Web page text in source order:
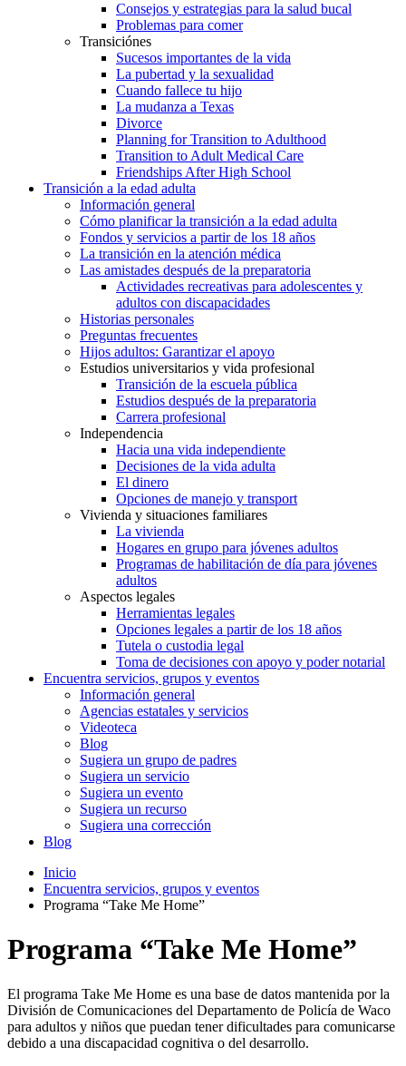
Consejos y estrategias para la salud bucal
Problemas para comer
Transiciónes
Sucesos importantes de la vida
La pubertad y la sexualidad
Cuando fallece tu hijo
La mudanza a Texas
Divorce
Planning for Transition to Adulthood
Transition to Adult Medical Care
Friendships After High School
Transición a la edad adulta
Información general
Cómo planificar la transición a la edad adulta
Fondos y servicios a partir de los 18 años
La transición en la atención médica
Las amistades después de la preparatoria
Actividades recreativas para adolescentes y
adultos con discapacidades
Historias personales
Preguntas frecuentes
Hijos adultos: Garantizar el apoyo
Estudios universitarios y vida profesional
Transición de la escuela pública
Estudios después de la preparatoria
Carrera profesional
Independencia
Hacia una vida independiente
Decisiones de la vida adulta
El dinero
Opciones de manejo y transport
Vivienda y situaciones familiares
La vivienda
Hogares en grupo para jóvenes adultos
Programas de habilitación de día para jóvenes
adultos
Aspectos legales
Herramientas legales
Opciones legales a partir de los 18 años
Tutela o custodia legal
Toma de decisiones con apoyo y poder notarial
Encuentra servicios, grupos y eventos
Información general
Agencias estatales y servicios
Videoteca
Blog
Sugiera un grupo de padres
Sugiera un servicio
Sugiera un evento
Sugiera un recurso
Sugiera una corrección
Blog
Inicio
Encuentra servicios, grupos y eventos
Programa “Take Me Home”
Programa “Take Me Home”
El programa Take Me Home es una base de datos mantenida por la
División de Comunicaciones del Departamento de Policía de Waco
para adultos y niños que puedan tener dificultades para comunicarse
debido a una discapacidad cognitiva o del desarrollo.